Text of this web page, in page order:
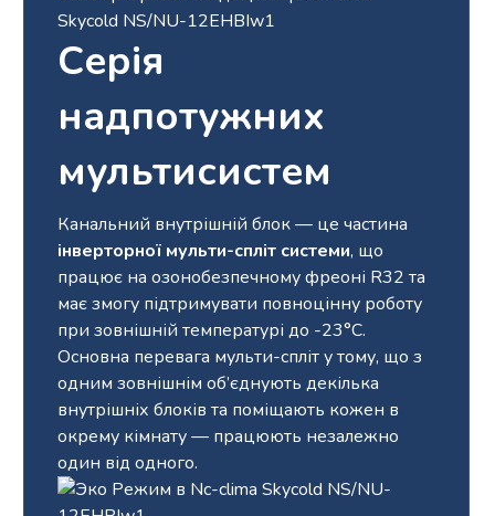
Серія
надпотужних
мультисистем
Канальний внутрішній блок — це частина
інверторної мульти-спліт системи, що
працює на озонобезпечному фреоні R32 та
має змогу підтримувати повноцінну роботу
при зовнішній температурі до -23°С.
Основна перевага мульти-спліт у тому, що з
одним зовнішнім об’єднують декілька
внутрішніх блоків та поміщають кожен в
окрему кімнату — працюють незалежно
один від одного.